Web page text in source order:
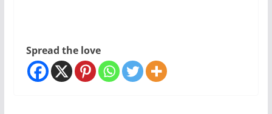
Spread the love